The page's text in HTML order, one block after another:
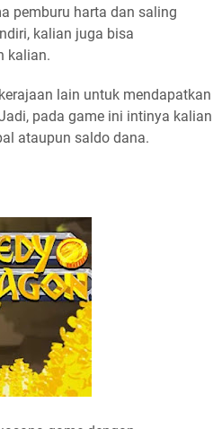
pemburu harta dan saling
kalian juga bisa
kalian.
lain untuk mendapatkan
pada game ini intinya kalian
ataupun saldo dana.